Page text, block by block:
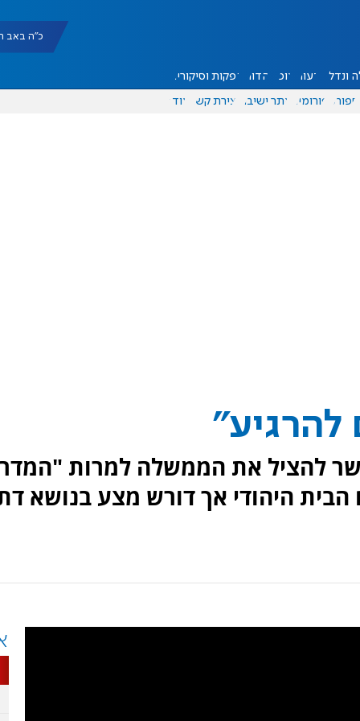
כ"ה באב תשפ"ו
ונדל"ן דעות אוכל יהדות הפקות וסיקורים
ספורט פורומים אתר ישיבה יצירת קשר עוד
להרגיע"
להציל את הממשלה למרות
היהודי אך דורש מצע בנושא